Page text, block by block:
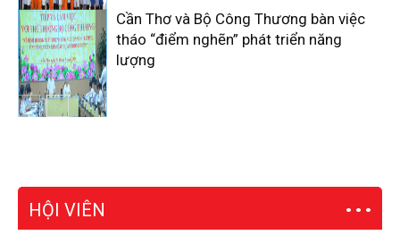
Cần Thơ và Bộ Công Thương bàn việc
tháo “điểm nghẽn” phát triển năng
lượng
HỘI VIÊN